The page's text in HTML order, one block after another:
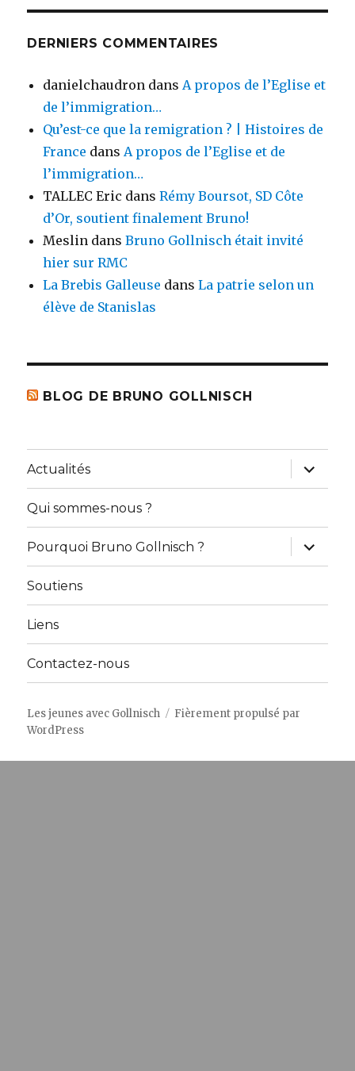
DERNIERS COMMENTAIRES
danielchaudron dansA propos de l’Eglise et
de l’immigration…
Qu’est-ce que la remigration ? | Histoires de
France dansA propos de l’Eglise et de
l’immigration…
TALLEC Eric dansRémy Boursot, SD Côte
d’Or, soutient finalement Bruno!
Meslin dansBruno Gollnisch était invité
hier sur RMC
La Brebis Galleuse dansLa patrie selon un
élève de Stanislas
BLOG DE BRUNO GOLLNISCH
Actualités
ouvrir
le
sous-
Qui sommes-nous ?
Pourquoi Bruno Gollnisch ?
ouvrir
le
sous-
Soutiens
Liens
Contactez-nous
Les jeunes avec Gollnisch
Fièrement propulsé par
WordPress